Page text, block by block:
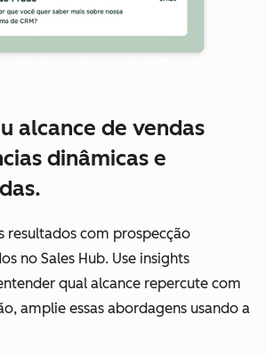
alcance de vendas
dinâmicas e
resultados com prospecção
no Sales Hub. Use insights
qual alcance repercute com
amplie essas abordagens usando a